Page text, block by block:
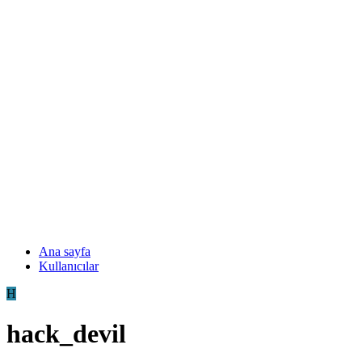
Ana sayfa
Kullanıcılar
H
hack_devil